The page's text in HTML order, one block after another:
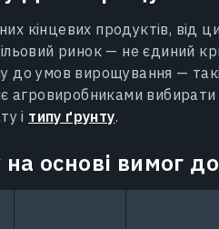
кінцевих продуктів, від
ринок — не єдиний
умов вирощування —
агровиробниками
і типу ґрунту.
на основі вимог